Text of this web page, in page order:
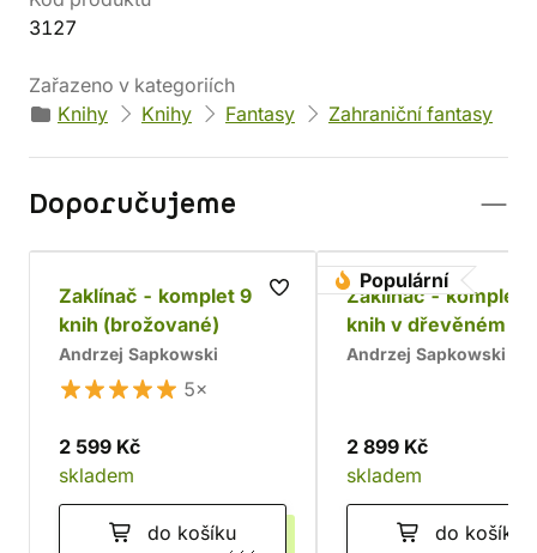
3127
Zařazeno v kategoriích
Knihy
Knihy Fantasy Zahraniční fantasy
Doporučujeme
Zaklínač - komplet 9
knih (brožované)
Andrzej Sapkowski
5×
2 599 Kč
skladem
do košíku
Populární
Zaklínač - komplet
knih v dřevěném
Chrám
Andrzej Sapkowski
2 899 Kč
skladem
do košíku